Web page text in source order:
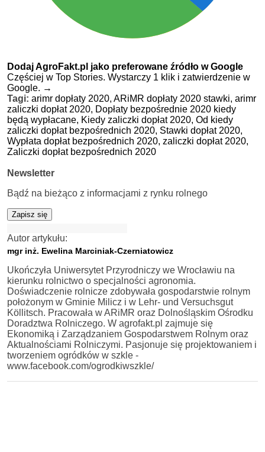
Dodaj AgroFakt.pl jako preferowane źródło w Google
Częściej w Top Stories. Wystarczy 1 klik i zatwierdzenie w
Google. →
Tagi: arimr dopłaty 2020, ARiMR dopłaty 2020 stawki, arimr
zaliczki dopłat 2020, Dopłaty bezpośrednie 2020 kiedy
będą wypłacane, Kiedy zaliczki dopłat 2020, Od kiedy
zaliczki dopłat bezpośrednich 2020, Stawki dopłat 2020,
Wypłata dopłat bezpośrednich 2020, zaliczki dopłat 2020,
Zaliczki dopłat bezpośrednich 2020
Newsletter
Bądź na bieżąco z informacjami z rynku rolnego
Zapisz się
Autor artykułu:
mgr inż. Ewelina Marciniak-Czerniatowicz
Ukończyła Uniwersytet Przyrodniczy we Wrocławiu na
kierunku rolnictwo o specjalności agronomia.
Doświadczenie rolnicze zdobywała gospodarstwie rolnym
położonym w Gminie Milicz i w Lehr- und Versuchsgut
Köllitsch. Pracowała w ARiMR oraz Dolnośląskim Ośrodku
Doradztwa Rolniczego. W agrofakt.pl zajmuje się
Ekonomiką i Zarządzaniem Gospodarstwem Rolnym oraz
Aktualnościami Rolniczymi. Pasjonuje się projektowaniem i
tworzeniem ogródków w szkle -
www.facebook.com/ogrodkiwszkle/